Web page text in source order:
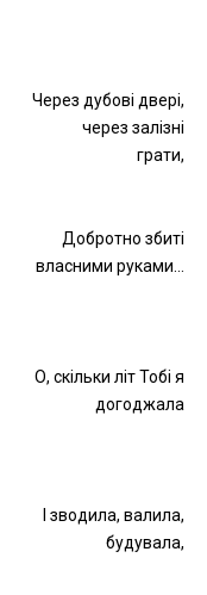
Через дубові двері,
через залізні
грати,
Добротно збиті
власними руками…
О, скільки літ Тобі я
догоджала
І зводила, валила,
будувала,